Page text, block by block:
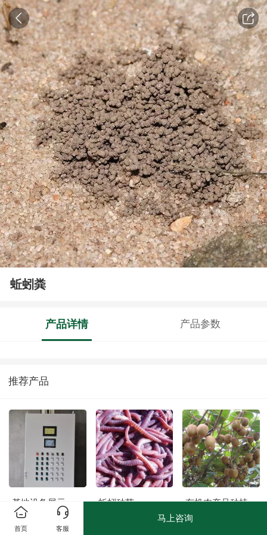
蚯蚓粪
产品详情 产品参数
推荐产品
基地设备展示 蚯蚓种苗 有机农产品种植
首页 客服
马上咨询